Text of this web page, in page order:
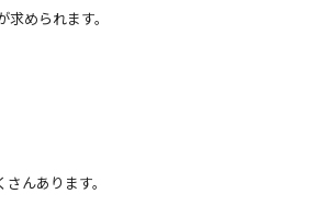
められます。
んあります。